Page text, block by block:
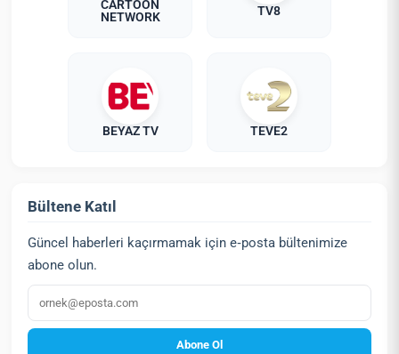
CARTOON
NETWORK
TV8
BEYAZ TV TEVE2
Bültene Katıl
Güncel haberleri kaçırmamak için e‑posta bültenimize
abone olun.
E‑posta
Abone Ol